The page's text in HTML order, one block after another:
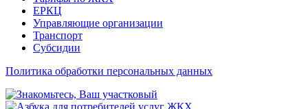
ЕРКЦ
Управляющие организации
Транспорт
Субсидии
Политика обработки персональных данных